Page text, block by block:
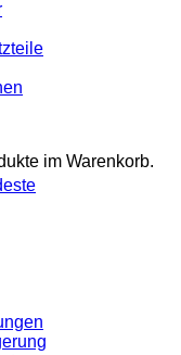
im Warenkorb.